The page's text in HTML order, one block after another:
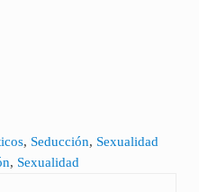
, Seducción, Sexualidad
, Sexualidad